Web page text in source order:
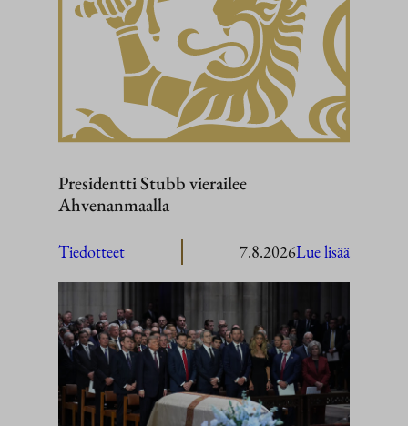
Presidentti Stubb vierailee
Ahvenanmaalla
Tiedotteet 7.8.2026Lue lisää
vierailee